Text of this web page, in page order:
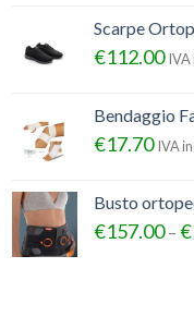
Scarpe
€112.00 IVA
Bendaggio
€17.70 IVA
Busto
€157.00– €